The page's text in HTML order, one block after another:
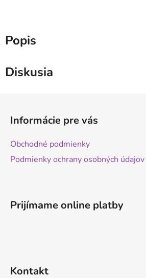
Popis
Diskusia
Informácie pre vás
Obchodné podmienky
Podmienky ochrany osobných údajov
Prijímame online platby
Kontakt